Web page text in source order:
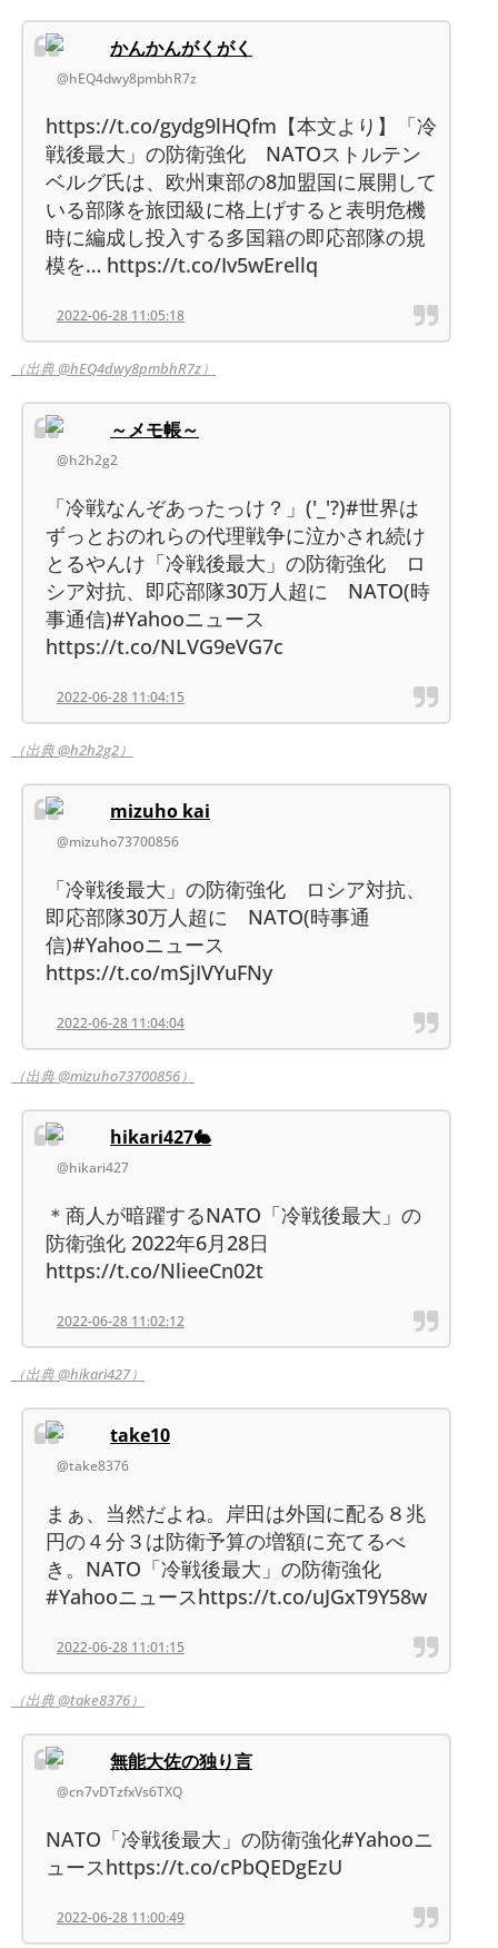
かんかんがくがく
@hEQ4dwy8pmbhR7z
https://t.co/gydg9lHQfm【本文より】「冷
戦後最大」の防衛強化 NATOストルテン
ベルグ氏は、欧州東部の8加盟国に展開して
いる部隊を旅団級に格上げすると表明危機
時に編成し投入する多国籍の即応部隊の規
模を… https://t.co/Iv5wErellq
2022-06-28 11:05:18
（出典 @hEQ4dwy8pmbhR7z）
～メモ帳～
@h2h2g2
「冷戦なんぞあったっけ？」('_'?)#世界は
ずっとおのれらの代理戦争に泣かされ続け
とるやんけ「冷戦後最大」の防衛強化 ロ
シア対抗、即応部隊30万人超に NATO(時
事通信)#Yahooニュース
https://t.co/NLVG9eVG7c
2022-06-28 11:04:15
（出典 @h2h2g2）
mizuho kai
@mizuho73700856
「冷戦後最大」の防衛強化 ロシア対抗、
即応部隊30万人超に NATO(時事通
信)#Yahooニュース
https://t.co/mSjIVYuFNy
2022-06-28 11:04:04
（出典 @mizuho73700856）
hikari427🐇
@hikari427
＊商人が暗躍するNATO「冷戦後最大」の
防衛強化 2022年6月28日
https://t.co/NlieeCn02t
2022-06-28 11:02:12
（出典 @hikari427）
take10
@take8376
まぁ、当然だよね。岸田は外国に配る８兆
円の４分３は防衛予算の増額に充てるべ
き。NATO「冷戦後最大」の防衛強化
#Yahooニュースhttps://t.co/uJGxT9Y58w
2022-06-28 11:01:15
（出典 @take8376）
無能大佐の独り言
@cn7vDTzfxVs6TXQ
NATO「冷戦後最大」の防衛強化#Yahooニ
ュースhttps://t.co/cPbQEDgEzU
2022-06-28 11:00:49